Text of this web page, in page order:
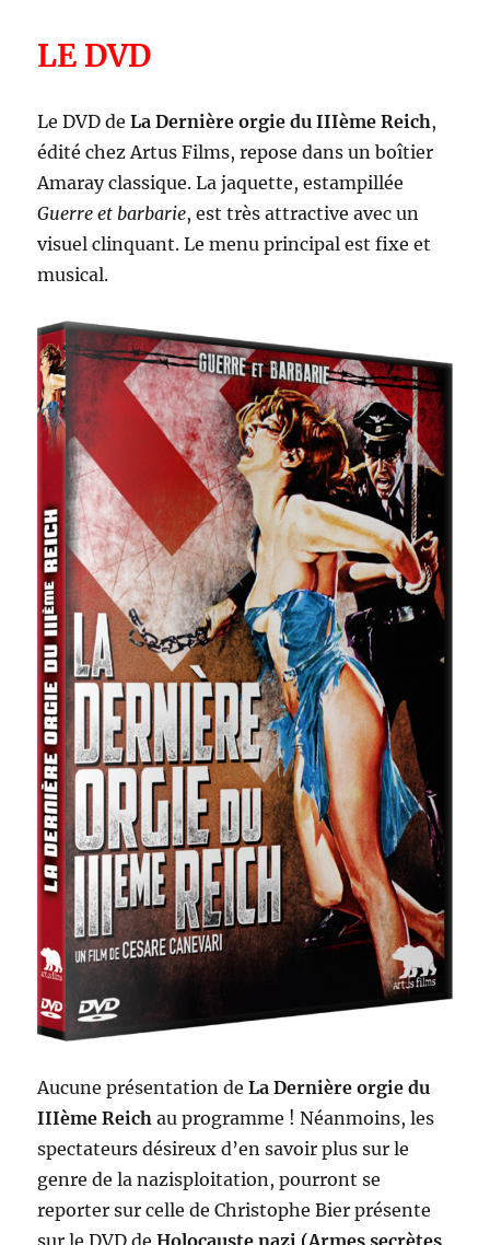
LE DVD
Le DVD de La Dernière orgie du IIIème Reich,
édité chez Artus Films, repose dans un boîtier
Amaray classique. La jaquette, estampillée
Guerre et barbarie, est très attractive avec un
visuel clinquant. Le menu principal est fixe et
musical.
Aucune présentation deLa Dernière orgie du
IIIème Reich au programme ! Néanmoins, les
spectateurs désireux d’en savoir plus sur le
genre de la nazisploitation, pourront se
reporter sur celle de Christophe Bier présente